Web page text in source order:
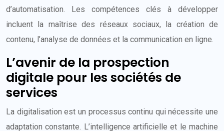
d’automatisation. Les compétences clés à développer
incluent la maîtrise des réseaux sociaux, la création de
contenu, l’analyse de données et la communication en ligne.
L’avenir de la prospection
digitale pour les sociétés de
services
La digitalisation est un processus continu qui nécessite une
adaptation constante. L’intelligence artificielle et le machine